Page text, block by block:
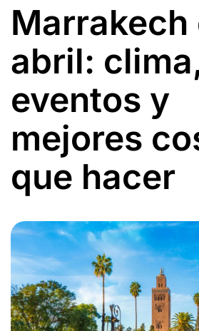
Marrakech
abril:
eventos y
mejores
que hacer